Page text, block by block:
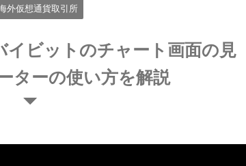
外仮想通貨取引所
イビットのチャート画面の見
ターの使い方を解説